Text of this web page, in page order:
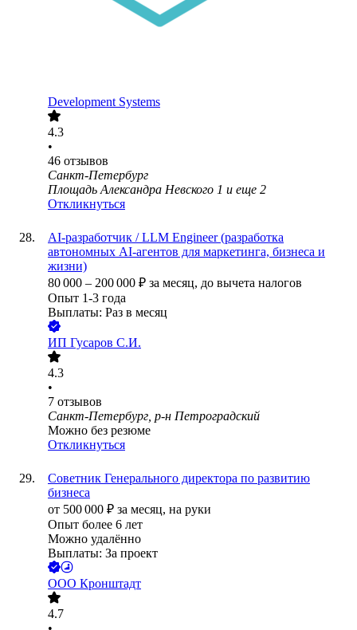
Development Systems
4.3
•
46 отзывов
Санкт-Петербург
Площадь Александра Невского 1 и еще 2
Откликнуться
AI-разработчик / LLM Engineer (разработка
автономных AI-агентов для маркетинга, бизнеса и
жизни)
80 000 – 200 000 ₽ за месяц, до вычета налогов
Опыт 1-3 года
Выплаты: Раз в месяц
ИП Гусаров С.И.
4.3
•
7 отзывов
Санкт-Петербург, р-н Петроградский
Можно без резюме
Откликнуться
Советник Генерального директора по развитию
бизнеса
от 500 000 ₽ за месяц, на руки
Опыт более 6 лет
Можно удалённо
Выплаты: За проект
ООО Кронштадт
4.7